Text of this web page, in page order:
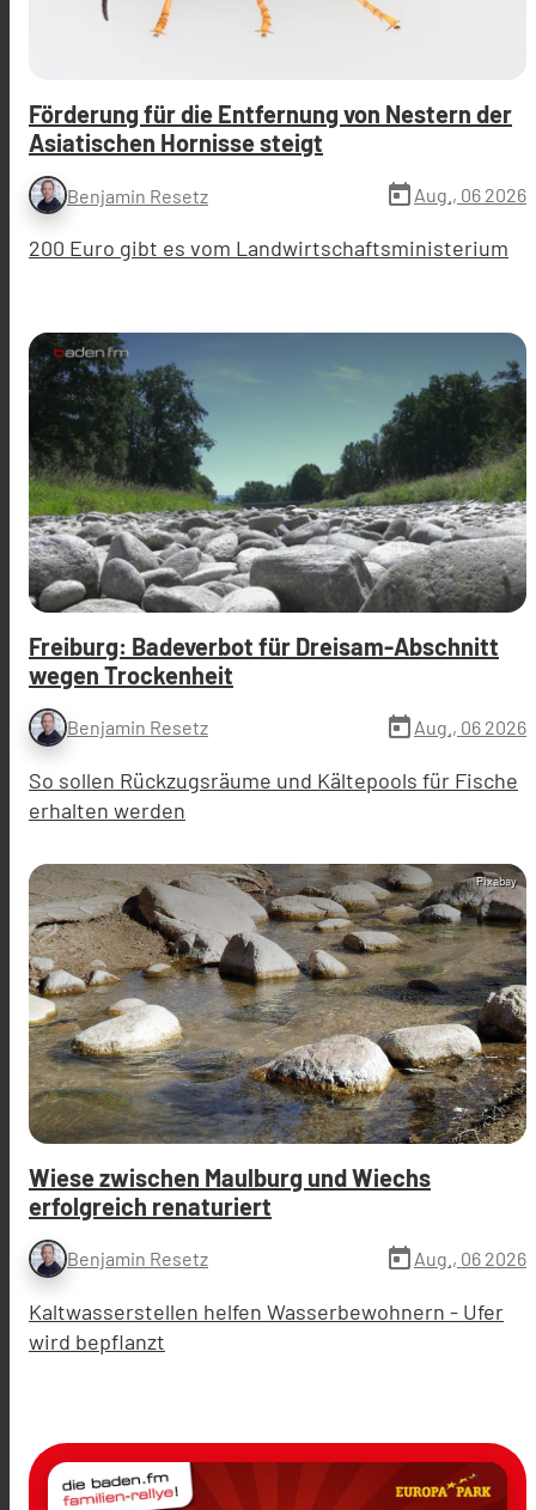
Förderung für die Entfernung von Nestern der
Asiatischen Hornisse steigt
Benjamin Resetz today Aug., 06 2026
200 Euro gibt es vom Landwirtschaftsministerium
Freiburg: Badeverbot für Dreisam-Abschnitt
wegen Trockenheit
Benjamin Resetz today Aug., 06 2026
So sollen Rückzugsräume und Kältepools für Fische
erhalten werden
Pixabay
Wiese zwischen Maulburg und Wiechs
erfolgreich renaturiert
Benjamin Resetz today Aug., 06 2026
Kaltwasserstellen helfen Wasserbewohnern - Ufer
wird bepflanzt